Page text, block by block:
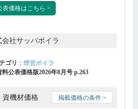
表価格はこちら >
会社サッパボイラ
ゴリ ： 煙管ボイラ
公表価格版2026年8月号 p.263
資機材価格 掲載価格の条件 >